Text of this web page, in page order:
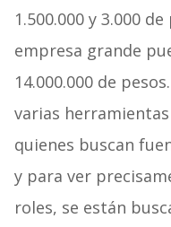
1.500.000 y 3.000
empresa grande
14.000.000 de
varias
quienes buscan
y para ver
roles, se están